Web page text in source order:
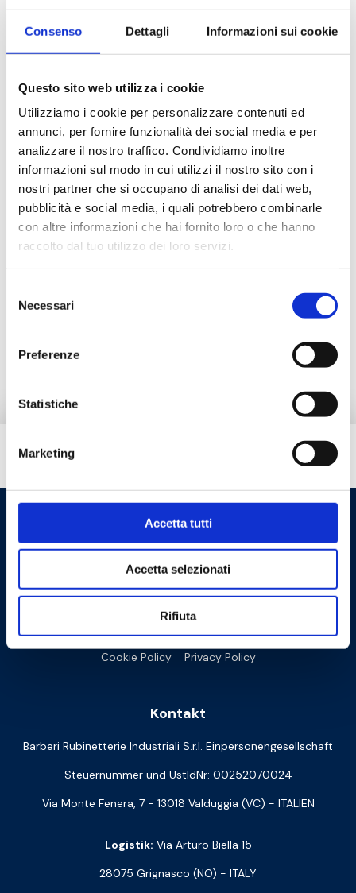
Consenso Dettagli Informazioni sui cookie
Questo sito web utilizza i cookie
Utilizziamo i cookie per personalizzare contenuti ed
annunci, per fornire funzionalità dei social media e per
analizzare il nostro traffico. Condividiamo inoltre
informazioni sul modo in cui utilizzi il nostro sito con i
nostri partner che si occupano di analisi dei dati web,
pubblicità e social media, i quali potrebbero combinarle
con altre informazioni che hai fornito loro o che hanno
raccolto dal tuo utilizzo dei loro servizi.
delNecessari
Preferenze
Statistiche
Marketing
Accetta tutti
Accetta selezionati
Rifiuta
Cookie Policy Privacy Policy
Kontakt
Barberi Rubinetterie Industriali S.r.l. Einpersonengesellschaft
Steuernummer und UstIdNr: 00252070024
Via Monte Fenera, 7 - 13018 Valduggia (VC) - ITALIEN
Logistik: Via Arturo Biella 15
28075 Grignasco (NO) - ITALY